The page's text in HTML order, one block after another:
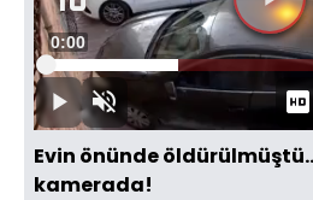
OynatSesi
Aç
Süre
0:00
Yüklendi:
29.68%
Evin önünde
kamerada!